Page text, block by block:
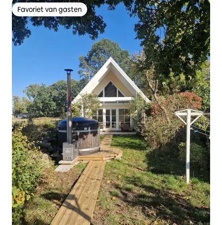
Favoriet van gasten
Favoriet van gasten